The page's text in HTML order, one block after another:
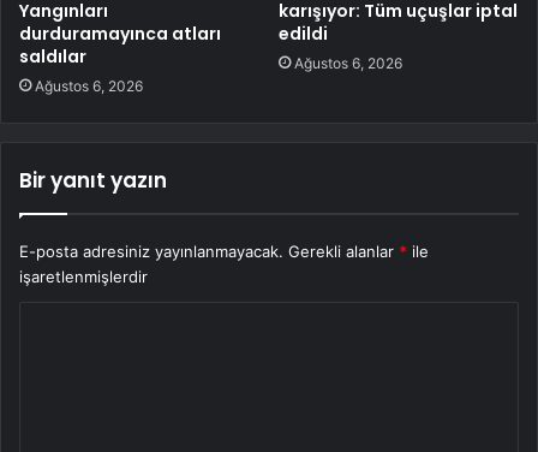
Yangınları
durduramayınca atları
saldılar
Ağustos 6, 2026
karışıyor: Tüm uçuşlar iptal
edildi
Ağustos 6, 2026
Bir yanıt yazın
E-posta adresiniz yayınlanmayacak. Gerekli alanlar * ile
işaretlenmişlerdir